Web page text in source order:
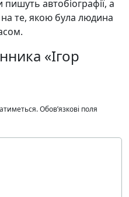
автобіографії, а
те, якою була людина
«Ігор
Обов’язкові поля